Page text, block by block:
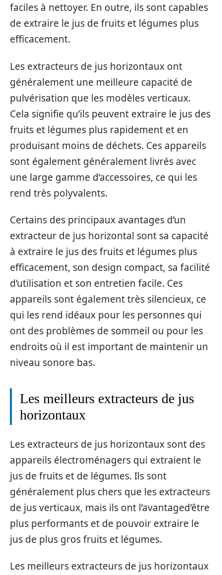
faciles à nettoyer. En outre, ils sont capables
de extraire le jus de fruits et légumes plus
efficacement.
Les extracteurs de jus horizontaux ont
généralement une meilleure capacité de
pulvérisation que les modèles verticaux.
Cela signifie qu’ils peuvent extraire le jus des
fruits et légumes plus rapidement et en
produisant moins de déchets. Ces appareils
sont également généralement livrés avec
une large gamme d’accessoires, ce qui les
rend très polyvalents.
Certains des principaux avantages d’un
extracteur de jus horizontal sont sa capacité
à extraire le jus des fruits et légumes plus
efficacement, son design compact, sa facilité
d’utilisation et son entretien facile. Ces
appareils sont également très silencieux, ce
qui les rend idéaux pour les personnes qui
ont des problèmes de sommeil ou pour les
endroits où il est important de maintenir un
niveau sonore bas.
Les meilleurs extracteurs de jus
horizontaux
Les extracteurs de jus horizontaux sont des
appareils électroménagers qui extraient le
jus de fruits et de légumes. Ils sont
généralement plus chers que les extracteurs
de jus verticaux, mais ils ont l’avantaged’être
plus performants et de pouvoir extraire le
jus de plus gros fruits et légumes.
Les meilleurs extracteurs de jus horizontaux